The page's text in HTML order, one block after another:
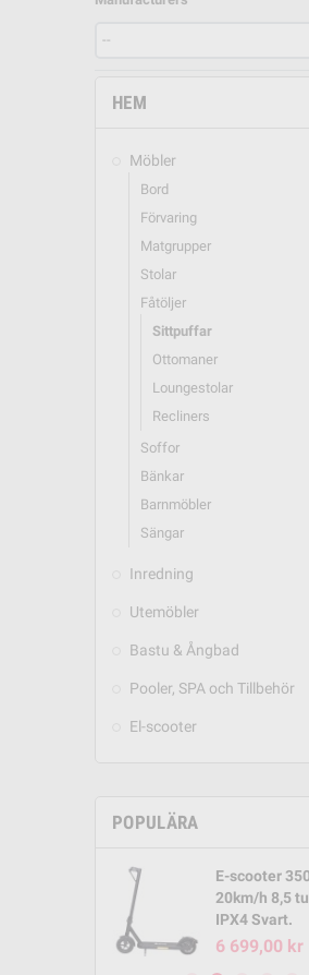
HEM
Möbler
Bord
Förvaring
Matgrupper
Stolar
Fåtöljer
Sittpuffar
Ottomaner
Loungestolar
Recliners
Soffor
Bänkar
Barnmöbler
Sängar
Inredning
Utemöbler
Bastu & Ångbad
Pooler, SPA och Tillbehör
El-scooter
POPULÄRA
E-scooter 350W motor
20km/h 8,5 tum hjul
IPX4 Svart.
6 699,00 kr